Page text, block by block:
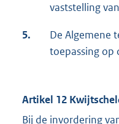
vaststelling
5.
De Algemene
toepassing op
Artikel 12
Bij de invordering